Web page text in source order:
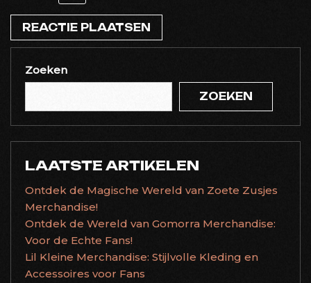
Zoeken
ZOEKEN
LAATSTE ARTIKELEN
Ontdek de Magische Wereld van Zoete Zusjes
Merchandise!
Ontdek de Wereld van Gomorra Merchandise:
Voor de Echte Fans!
Lil Kleine Merchandise: Stijlvolle Kleding en
Accessoires voor Fans